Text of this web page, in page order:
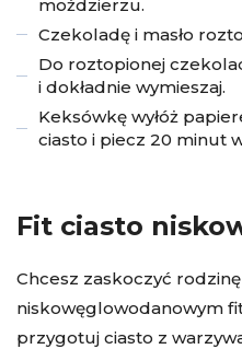
moździerzu.
Czekoladę i masło
Do roztopionej
i dokładnie wymieszaj.
Keksówkę wyłóż
ciasto i piecz 20 minut
Fit ciasto
Chcesz zaskoczyć
niskowęglowodanowym
przygotuj ciasto z